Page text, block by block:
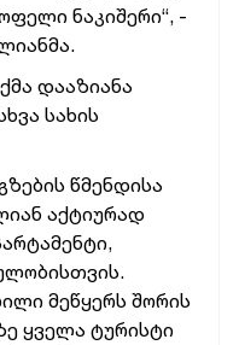
ნაკიშერი“, -
დააზიანა
სახის
წმენდისა
აქტიურად
მეწყერს შორის
ყველა ტურისტი